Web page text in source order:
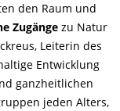
den Raum und
Zugänge zu Natur
Leiterin des
Entwicklung
ganzheitlichen
jeden Alters,